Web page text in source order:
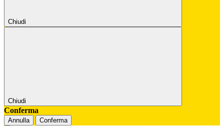
Chiudi
Chiudi
Conferma
Annulla Conferma